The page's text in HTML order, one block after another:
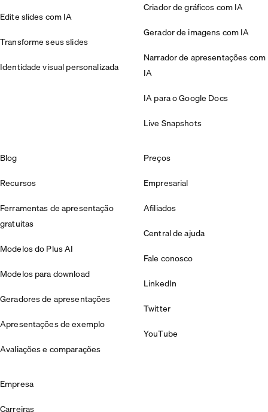
Edite slides com IA
Transforme seus slides
Identidade visual personalizada
Criador de gráficos com IA
Gerador de imagens com IA
Narrador de apresentações com
IA
IA para o Google Docs
Live Snapshots
Blog
Recursos
Ferramentas de apresentação
gratuitas
Modelos do Plus AI
Modelos para download
Geradores de apresentações
Apresentações de exemplo
Avaliações e comparações
Preços
Empresarial
Afiliados
Central de ajuda
Fale conosco
LinkedIn
Twitter
YouTube
Empresa
Carreiras